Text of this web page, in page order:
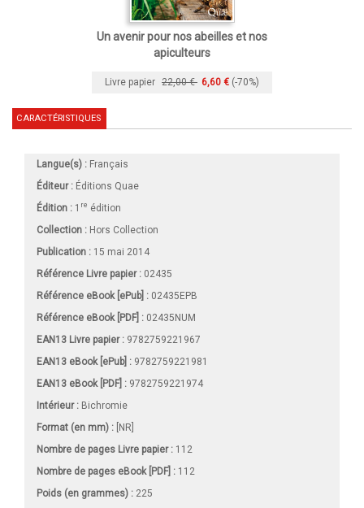
Un avenir pour nos abeilles et nos
apiculteurs
Livre papier 22,00 € 6,60 € (-70%)
CARACTÉRISTIQUES
Langue(s) : Français
Éditeur : Éditions Quae
Édition : 1 re édition
Collection : Hors Collection
Publication : 15 mai 2014
Référence Livre papier : 02435
Référence eBook [ePub] : 02435EPB
Référence eBook [PDF] : 02435NUM
EAN13 Livre papier : 9782759221967
EAN13 eBook [ePub] : 9782759221981
EAN13 eBook [PDF] : 9782759221974
Intérieur : Bichromie
Format (en mm) : [NR]
Nombre de pages Livre papier: 112
Nombre de pages eBook [PDF] : 112
Poids (en grammes) : 225